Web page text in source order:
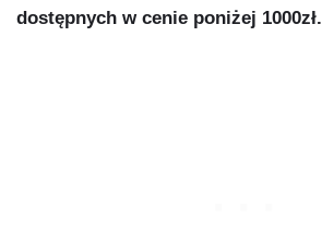
dostępnych w cenie poniżej 1000zł.